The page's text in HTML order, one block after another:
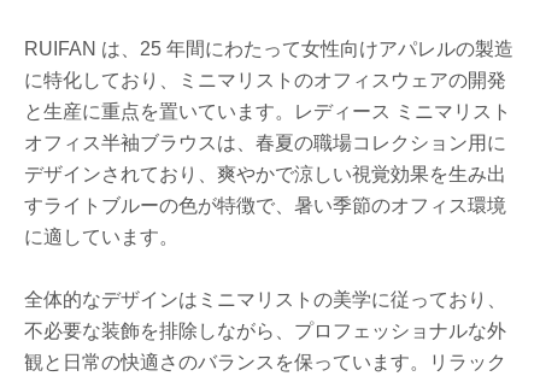
RUIFAN は、25 年間にわたって女性向けアパレルの製造
に特化しており、ミニマリストのオフィスウェアの開発
と生産に重点を置いています。レディース ミニマリスト
オフィス半袖ブラウスは、春夏の職場コレクション用に
デザインされており、爽やかで涼しい視覚効果を生み出
すライトブルーの色が特徴で、暑い季節のオフィス環境
に適しています。
全体的なデザインはミニマリストの美学に従っており、
不必要な装飾を排除しながら、プロフェッショナルな外
観と日常の快適さのバランスを保っています。リラック